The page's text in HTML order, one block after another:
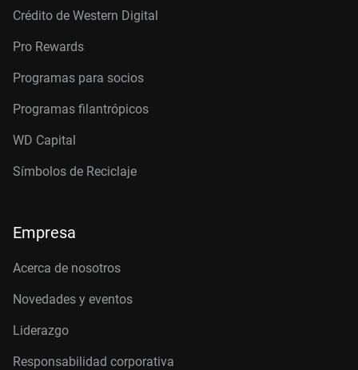
Crédito de Western Digital
Pro Rewards
Programas para socios
Programas filantrópicos
WD Capital
Símbolos de Reciclaje
Empresa
Acerca de nosotros
Novedades y eventos
Liderazgo
Responsabilidad corporativa